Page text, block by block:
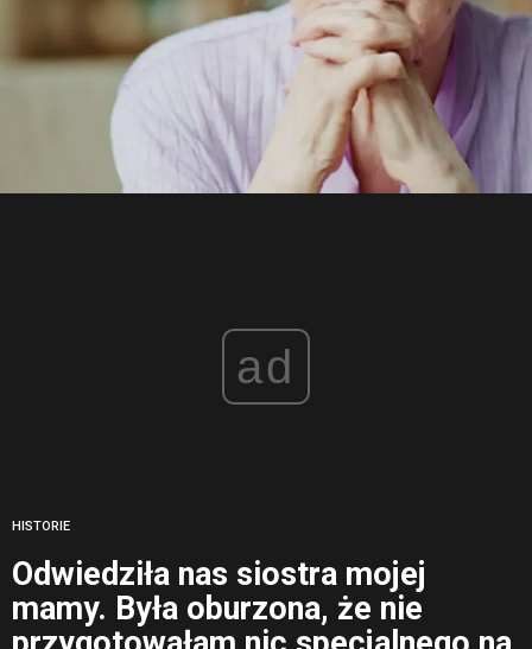
ad
HISTORIE
Odwiedziła nas siostra mojej
mamy. Była oburzona, że nie